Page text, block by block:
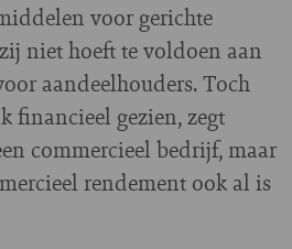
voor gerichte
niet hoeft te voldoen aan
aandeelhouders. Toch
financieel gezien, zegt
commercieel bedrijf, maar
rendement ook al is